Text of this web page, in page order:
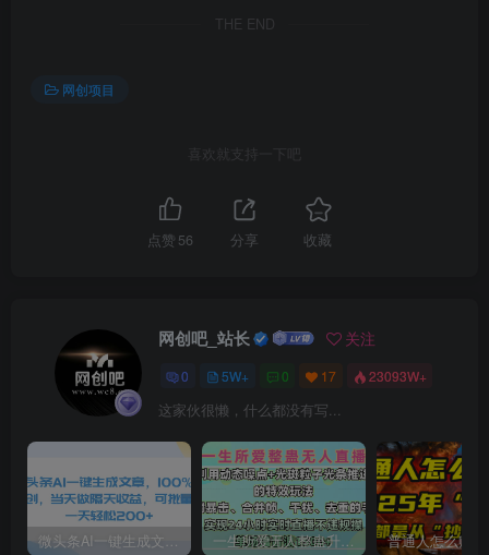
THE END
网创项目
喜欢就支持一下吧
点赞 56 分享 收藏
网创吧_站长 关注
0 5W+ 0 17 23093W+
这家伙很懒，什么都没有写...
微头条AI一键生成文章，100%过原创，当天做隔天收益，可批量，一天轻松200+ 一生所爱无人整蛊升级版9.0，利用动态噪点+光斑粒子光条推进的特效玩法，内附暴击、合并帧、干扰、去重的手法，实现24小时实时直播不违规操，单场日入1500+，小白也能无脑驾驭